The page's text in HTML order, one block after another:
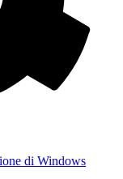
di Windows